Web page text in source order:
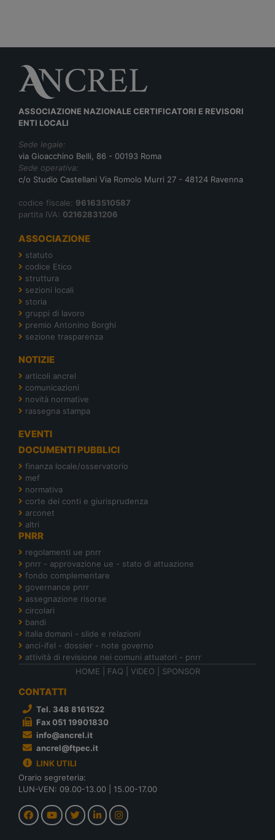
ASSOCIAZIONE NAZIONALE CERTIFICATORI E REVISORI
ENTI LOCALI
Sede legale:
via Gioacchino Belli, 86 - 00193 Roma
Sede operativa:
c/o Studio Castellani Via Romolo Murri 27 - 48124 Ravenna
codice fiscale: 96163510587
partita IVA: 02162831206
ASSOCIAZIONE
statuto
codice Etico
struttura
sezioni locali
storia
gruppi di lavoro
premio Antonino Borghi
sezione trasparenza
NOTIZIE
articoli ancrel
comunicazioni
novità normative
rassegna stampa
EVENTI
DOCUMENTI PUBBLICI
finanza locale/osservatorio
mef
normativa
corte dei conti e giurisprudenza
arconet
altri
PNRR
regolamenti ue pnrr
pnrr - approvazione ue - stato di attuazione
fondo complementare
governance pnrr
assegnazione risorse
circolari
bandi
italia domani - slide e relazioni
anci-ifel - dossier - note governo
attività di revisione nei comuni attuatori - pnrr
HOME
FAQ VIDEO SPONSOR
CONTATTI
Tel. 348 8161522
Fax 051 19901830
info@ancrel.it
ancrel@ftpec.it
LINK UTILI
Orario segreteria:
LUN-VEN: 09.00-13.00 | 15.00-17.00